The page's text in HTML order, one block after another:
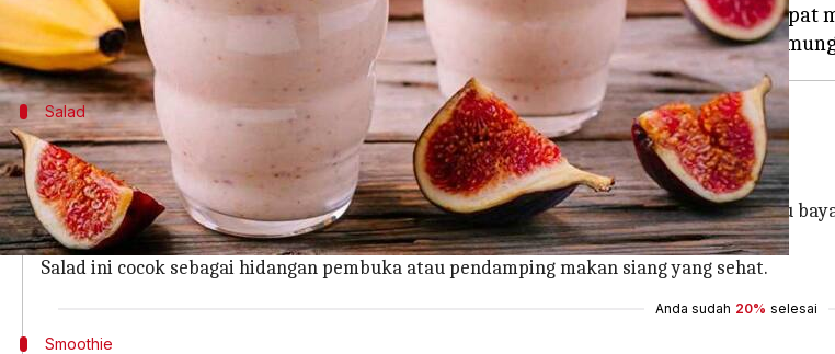
Buah ini tidak hanya kaya akan nutrisi, tetapi juga menawarkan rasa unik yang dapat
Salad
Salad Ara Segar
Salad ara segar adalah cara mudah untuk menikmati buah ini.
Potong ara menjadi irisan tipis dan campurkan dengan sayuran hijau seperti selada atau
Tambahkan sedikit minyak zaitun dan perasan lemon untuk memberikan rasa segar.
Salad ini cocok sebagai hidangan pembuka atau pendamping makan siang yang sehat.
Anda sudah 20% selesai
Smoothie